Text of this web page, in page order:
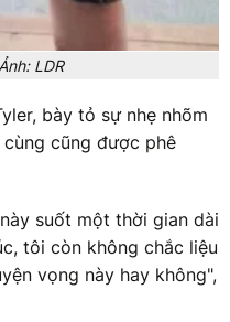
LDR
bày tỏ sự nhẹ nhõm
cũng được phê
suốt một thời gian dài
tôi còn không chắc liệu
vọng này hay không",